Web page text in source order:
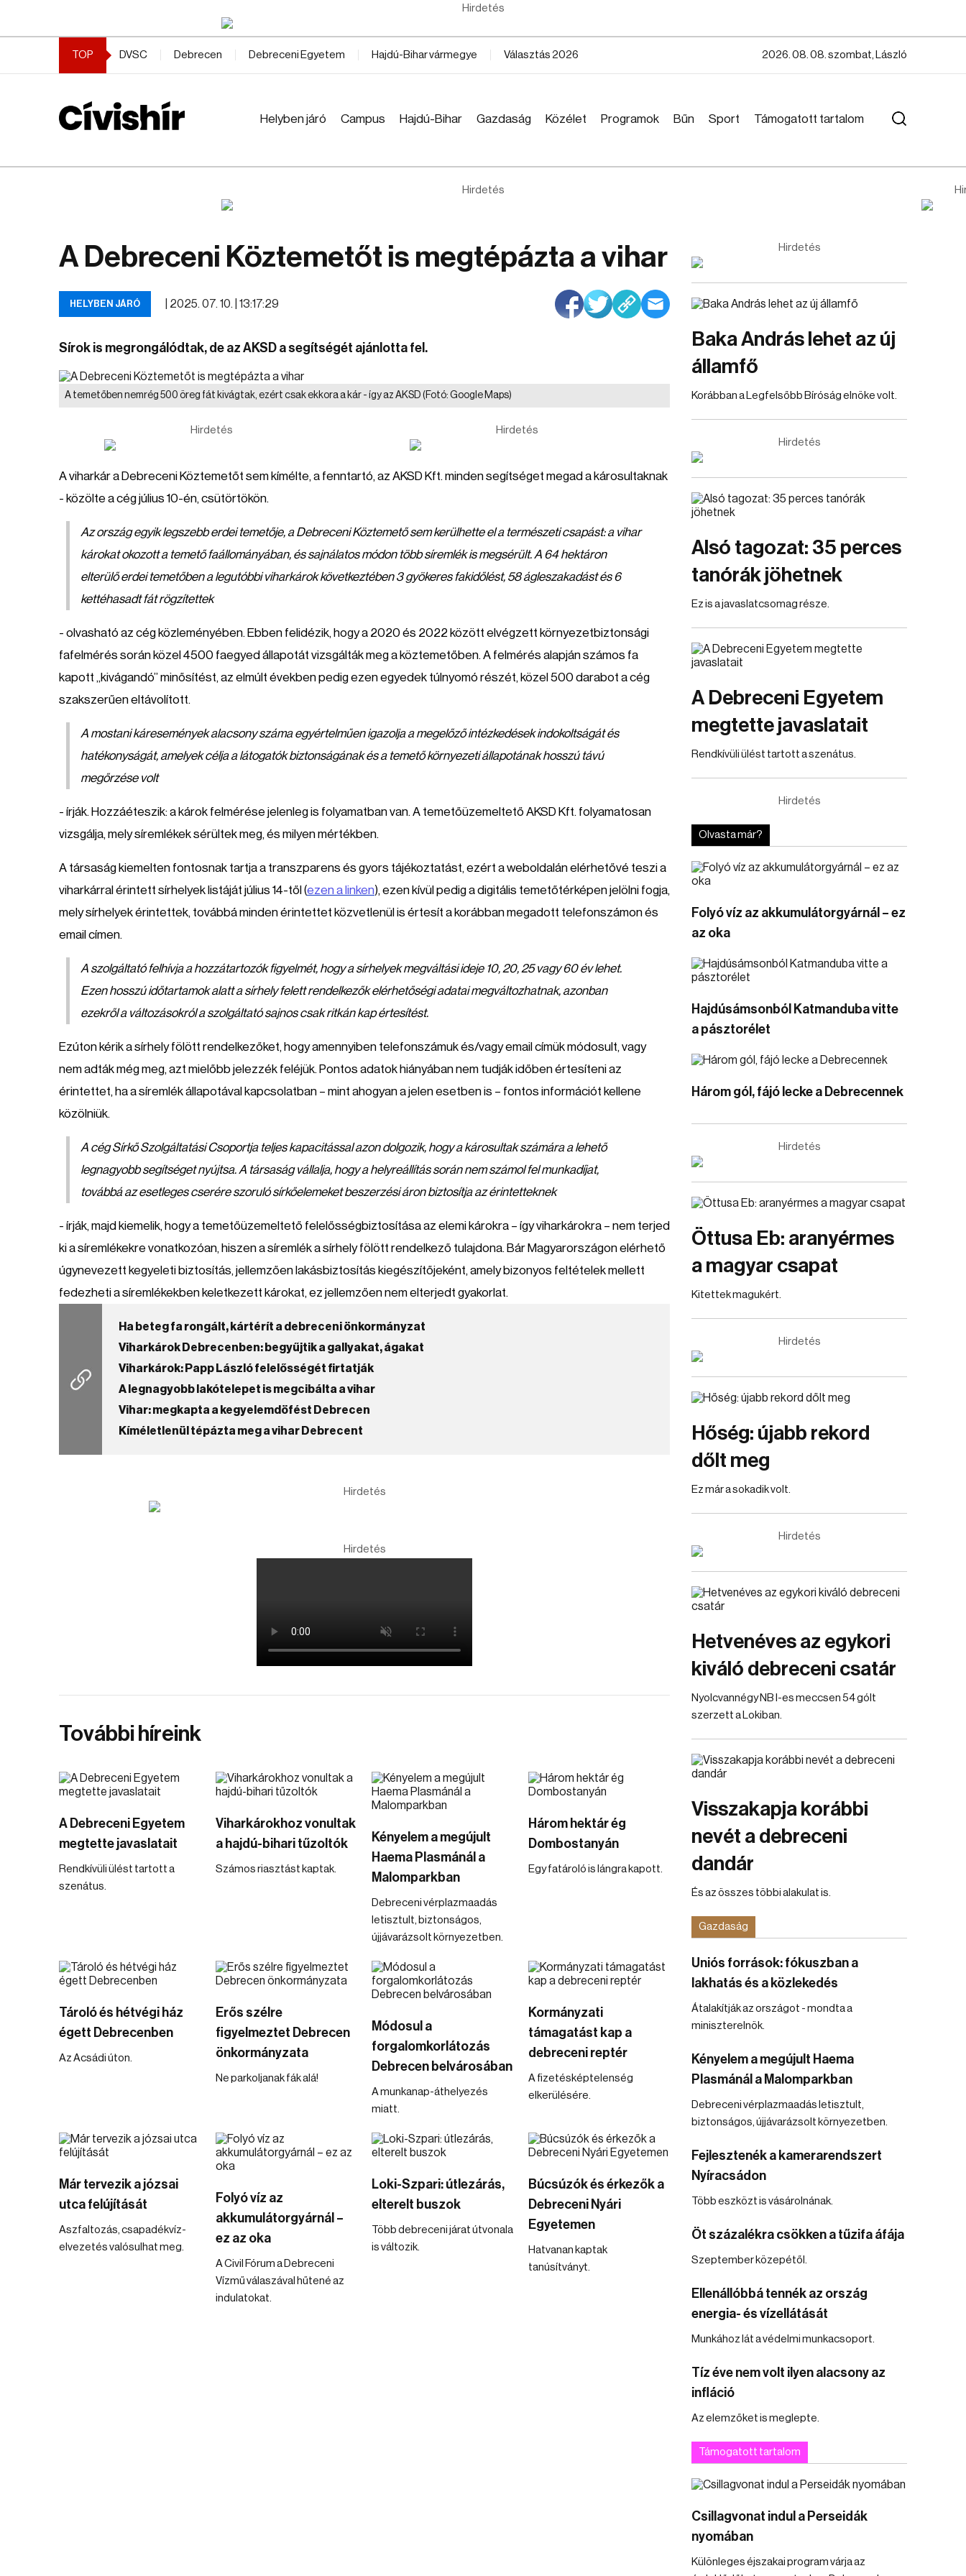
Hirdetés
TOP DVSC Debrecen Debreceni Egyetem Hajdú-Bihar vármegye Választás 2026 2026. 08. 08. szombat, László
Helyben járó Campus Hajdú-Bihar Gazdaság Közélet Programok Bűn Sport Támogatott tartalom
Hirdetés
A Debreceni Köztemetőt is megtépázta a vihar
HELYBEN JÁRÓ 2025. 07. 10. | 13:17:29
Sírok is megrongálódtak, de az AKSD a segítségét ajánlotta fel.
A temetőben nemrég 500 öreg fát kivágtak, ezért csak ekkora a kár - így az AKSD (Fotó: Google Maps)
Hirdetés Hirdetés
A viharkár a Debreceni Köztemetőt sem kímélte, a fenntartó, az AKSD Kft. minden segítséget megad a károsultaknak
- közölte a cég július 10-én, csütörtökön.
Az ország egyik legszebb erdei temetője, a Debreceni Köztemető sem kerülhette el a természeti csapást: a vihar
károkat okozott a temető faállományában, és sajnálatos módon több síremlék is megsérült. A 64 hektáron
elterülő erdei temetőben a legutóbbi viharkárok következtében 3 gyökeres fakidőlést, 58 ágleszakadást és 6
kettéhasadt fát rögzítettek
- olvasható az cég közleményében. Ebben felidézik, hogy a 2020 és 2022 között elvégzett környezetbiztonsági
fafelmérés során közel 4500 faegyed állapotát vizsgálták meg a köztemetőben. A felmérés alapján számos fa
kapott „kivágandó” minősítést, az elmúlt években pedig ezen egyedek túlnyomó részét, közel 500 darabot a cég
szakszerűen eltávolított.
A mostani káresemények alacsony száma egyértelműen igazolja a megelőző intézkedések indokoltságát és
hatékonyságát, amelyek célja a látogatók biztonságának és a temető környezeti állapotának hosszú távú
megőrzése volt
- írják. Hozzáéteszik: a károk felmérése jelenleg is folyamatban van. A temetőüzemeltető AKSD Kft. folyamatosan
vizsgálja, mely síremlékek sérültek meg, és milyen mértékben.
A társaság kiemelten fontosnak tartja a transzparens és gyors tájékoztatást, ezért a weboldalán elérhetővé teszi a
viharkárral érintett sírhelyek listáját július 14-től (ezen a linken), ezen kívül pedig a digitális temetőtérképen jelölni fogja,
mely sírhelyek érintettek, továbbá minden érintettet közvetlenül is értesít a korábban megadott telefonszámon és
email címen.
A szolgáltató felhívja a hozzátartozók figyelmét, hogy a sírhelyek megváltási ideje 10, 20, 25 vagy 60 év lehet.
Ezen hosszú időtartamok alatt a sírhely felett rendelkezők elérhetőségi adatai megváltozhatnak, azonban
ezekről a változásokról a szolgáltató sajnos csak ritkán kap értesítést.
Ezúton kérik a sírhely fölött rendelkezőket, hogy amennyiben telefonszámuk és/vagy email címük módosult, vagy
nem adták még meg, azt mielőbb jelezzék feléjük. Pontos adatok hiányában nem tudják időben értesíteni az
érintettet, ha a síremlék állapotával kapcsolatban – mint ahogyan a jelen esetben is – fontos információt kellene
közölniük.
A cég Sírkő Szolgáltatási Csoportja teljes kapacitással azon dolgozik, hogy a károsultak számára a lehető
legnagyobb segítséget nyújtsa. A társaság vállalja, hogy a helyreállítás során nem számol fel munkadíjat,
továbbá az esetleges cserére szoruló sírkőelemeket beszerzési áron biztosítja az érintetteknek
- írják, majd kiemelik, hogy a temetőüzemeltető felelősségbiztosítása az elemi károkra – így viharkárokra – nem terjed
ki a síremlékekre vonatkozóan, hiszen a síremlék a sírhely fölött rendelkező tulajdona. Bár Magyarországon elérhető
úgynevezett kegyeleti biztosítás, jellemzően lakásbiztosítás kiegészítőjeként, amely bizonyos feltételek mellett
fedezheti a síremlékekben keletkezett károkat, ez jellemzően nem elterjedt gyakorlat.
Ha beteg fa rongált, kártérít a debreceni önkormányzat
Viharkárok Debrecenben: begyűjtik a gallyakat, ágakat
Viharkárok: Papp László felelősségét firtatják
A legnagyobb lakótelepet is megcibálta a vihar
Vihar: megkapta a kegyelemdöfést Debrecen
Kíméletlenül tépázta meg a vihar Debrecent
Hirdetés
Hirdetés
További híreink
A Debreceni Egyetem
megtette javaslatait
Rendkívüli ülést tartott a
szenátus.
Viharkárokhoz vonultak
a hajdú-bihari tűzoltók
Számos riasztást kaptak.
Kényelem a megújult
Haema Plasmánál a
Malomparkban
Debreceni vérplazmaadás
letisztult, biztonságos,
újjávarázsolt környezetben.
Három hektár ég
Dombostanyán
Egy fatároló is lángra kapott.
Tároló és hétvégi ház
égett Debrecenben
Az Acsádi úton.
Erős szélre
figyelmeztet Debrecen
önkormányzata
Ne parkoljanak fák alá!
Módosul a
forgalomkorlátozás
Debrecen belvárosában
A munkanap-áthelyezés
miatt.
Kormányzati
támagatást kap a
debreceni reptér
A fizetésképtelenség
elkerülésére.
Már tervezik a józsai
utca felújítását
Aszfaltozás, csapadékvíz-
elvezetés valósulhat meg.
Folyó víz az
akkumulátorgyárnál –
ez az oka
A Civil Fórum a Debreceni
Vízmű válaszával hűtené az
indulatokat.
Loki-Szpari: útlezárás,
elterelt buszok
Több debreceni járat útvonala
is változik.
Búcsúzók és érkezők a
Debreceni Nyári
Egyetemen
Hatvanan kaptak
tanúsítványt.
Hirdetés
Baka András lehet az új
államfő
Korábban a Legfelsőbb Bíróság elnöke volt.
Hirdetés
Alsó tagozat: 35 perces
tanórák jöhetnek
Ez is a javaslatcsomag része.
A Debreceni Egyetem
megtette javaslatait
Rendkívüli ülést tartott a szenátus.
Hirdetés
Olvasta már?
Folyó víz az akkumulátorgyárnál – ez
az oka
Hajdúsámsonból Katmanduba vitte
a pásztorélet
Három gól, fájó lecke a Debrecennek
Hirdetés
Öttusa Eb: aranyérmes
a magyar csapat
Kitettek magukért.
Hirdetés
Hőség: újabb rekord
dőlt meg
Ez már a sokadik volt.
Hirdetés
Hetvenéves az egykori
kiváló debreceni csatár
Nyolcvannégy NB I-es meccsen 54 gólt
szerzett a Lokiban.
Visszakapja korábbi
nevét a debreceni
dandár
És az összes többi alakulat is.
Gazdaság
Uniós források: fókuszban a
lakhatás és a közlekedés
Átalakítják az országot - mondta a
miniszterelnök.
Kényelem a megújult Haema
Plasmánál a Malomparkban
Debreceni vérplazmaadás letisztult,
biztonságos, újjávarázsolt környezetben.
Fejlesztenék a kamerarendszert
Nyíracsádon
Több eszközt is vásárolnának.
Öt százalékra csökken a tűzifa áfája
Szeptember közepétől.
Ellenállóbbá tennék az ország
energia- és vízellátását
Munkához lát a védelmi munkacsoport.
Tíz éve nem volt ilyen alacsony az
infláció
Az elemzőket is meglepte.
Támogatott tartalom
Csillagvonat indul a Perseidák
nyomában
Különleges éjszakai program várja az